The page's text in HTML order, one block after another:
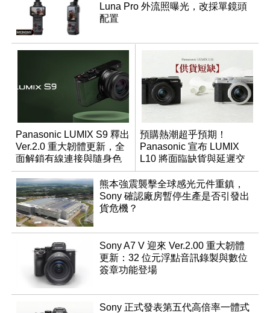
Luna Pro 外流照曝光，改採單鏡頭
配置
Panasonic LUMIX S9 釋出
Ver.2.0 重大韌體更新，全
面解鎖有線連接與隨身色
調編輯
預購熱潮超乎預期！
Panasonic 宣布 LUMIX
L10 將面臨缺貨與延遲交
貨時間
熊本強震襲擊全球感光元件重鎮，
Sony 確認廠房暫停生產是否引發出
貨危機？
Sony A7 V 迎來 Ver.2.00 重大韌體
更新：32 位元浮點音訊錄製與數位
簽章功能登場
Sony 正式發表第五代高倍率一體式